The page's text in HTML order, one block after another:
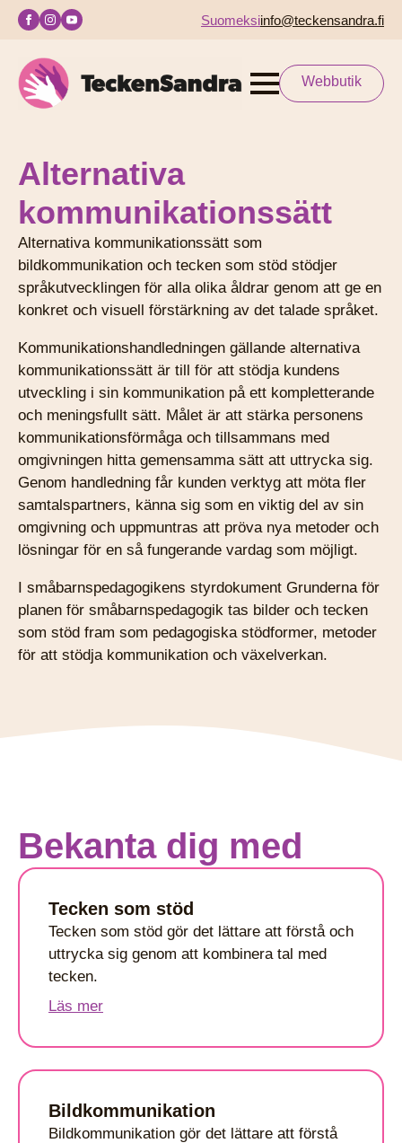
Suomeksiinfo@teckensandra.fi
Webbutik
Alternativa
kommunikations­sätt
Alternativa kommunikationssätt som
bildkommunikation och tecken som stöd stödjer
språkutvecklingen för alla olika åldrar genom att ge en
konkret och visuell förstärkning av det talade språket.
Kommunikationshandledningen gällande alternativa
kommunikationssätt är till för att stödja kundens
utveckling i sin kommunikation på ett kompletterande
och meningsfullt sätt. Målet är att stärka personens
kommunikationsförmåga och tillsammans med
omgivningen hitta gemensamma sätt att uttrycka sig.
Genom handledning får kunden verktyg att möta fler
samtalspartners, känna sig som en viktig del av sin
omgivning och uppmuntras att pröva nya metoder och
lösningar för en så fungerande vardag som möjligt.
I småbarnspedagogikens styrdokument Grunderna för
planen för småbarnspedagogik tas bilder och tecken
som stöd fram som pedagogiska stödformer, metoder
för att stödja kommunikation och växelverkan.
Bekanta dig med
Tecken som stöd
Tecken som stöd gör det lättare att förstå och
uttrycka sig genom att kombinera tal med
tecken.
Läs mer
Bildkommunikation
Bildkommunikation gör det lättare att förstå